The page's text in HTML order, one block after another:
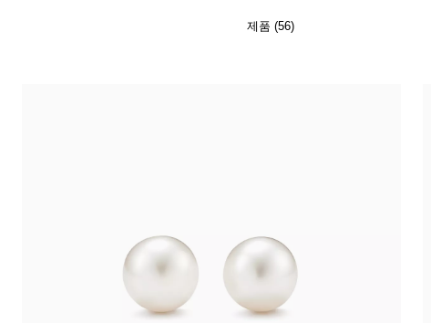
티파니 다이아몬드 전문가와의
제품 (56)